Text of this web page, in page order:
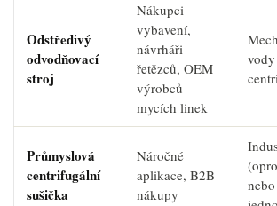
Odstředivý
odvodňovací
stroj
Nákupci
vybavení,
návrháři
řetězců, OEM
výrobců
mycích linek
Průmyslová
centrifugální
sušička
Náročné
aplikace, B2B
nákupy